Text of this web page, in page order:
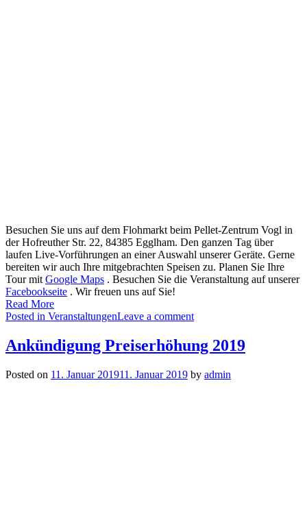
Besuchen Sie uns auf dem Flohmarkt beim Pellet-Zentrum Vogl in
der Hofreuther Str. 22, 84385 Egglham. Den ganzen Tag über
laufen Live-Vorführungen an einer Auswahl unserer Geräte. Gerne
bereiten wir auch Ihre mitgebrachten Speisen zu. Planen Sie Ihre
Tour mitGoogle Maps . Besuchen Sie die Veranstaltung auf unserer
Facebookseite . Wir freuen uns auf Sie!
Read More
Posted in VeranstaltungenLeave a comment
Ankündigung Preiserhöhung 2019
Posted on 11. Januar 201911. Januar 2019 by admin